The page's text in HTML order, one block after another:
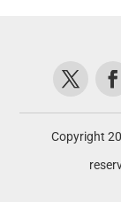
Copyright